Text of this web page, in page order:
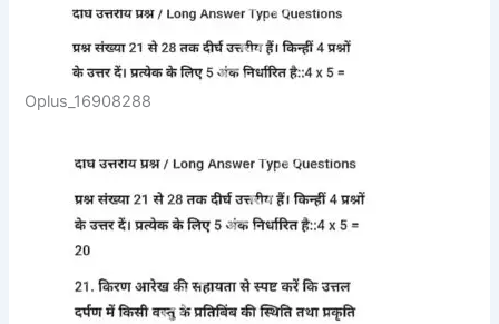
Oplus_16908288